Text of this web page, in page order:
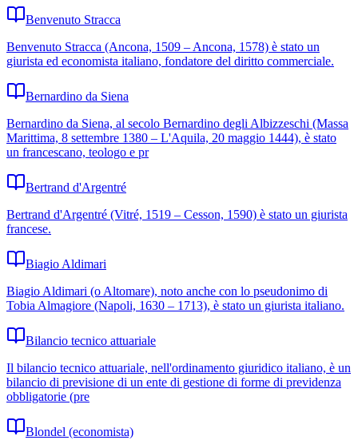
Benvenuto Stracca
Benvenuto Stracca (Ancona, 1509 – Ancona, 1578) è stato un
giurista ed economista italiano, fondatore del diritto commerciale.
Bernardino da Siena
Bernardino da Siena, al secolo Bernardino degli Albizzeschi (Massa
Marittima, 8 settembre 1380 – L'Aquila, 20 maggio 1444), è stato
un francescano, teologo e pr
Bertrand d'Argentré
Bertrand d'Argentré (Vitré, 1519 – Cesson, 1590) è stato un giurista
francese.
Biagio Aldimari
Biagio Aldimari (o Altomare), noto anche con lo pseudonimo di
Tobia Almagiore (Napoli, 1630 – 1713), è stato un giurista italiano.
Bilancio tecnico attuariale
Il bilancio tecnico attuariale, nell'ordinamento giuridico italiano, è un
bilancio di previsione di un ente di gestione di forme di previdenza
obbligatorie (pre
Blondel (economista)